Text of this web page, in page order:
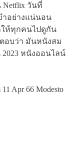
Netflix วันที่
ขำอย่างแน่นอน
ให้ทุกคนไปดูกัน
อบว่า มันหนังสม
หนังออนไลน์
Apr 66 Modesto